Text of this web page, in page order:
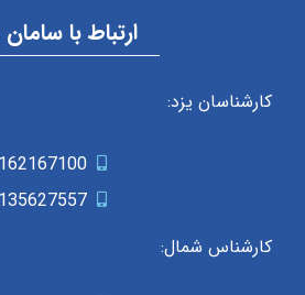
ارتباط با
کارشناسان یزد:
کارشناس شمال: